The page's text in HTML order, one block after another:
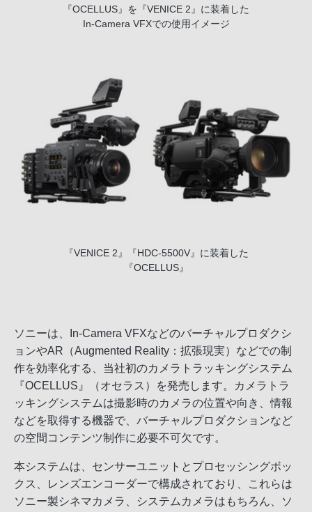
『OCELLUS』を『VENICE 2』に装着した
In-Camera VFXでの使用イメージ
『VENICE 2』『HDC-5500V』に装着した
『OCELLUS』
ソニーは、In-Camera VFXなどのバーチャルプロダクシ
ョンやAR（Augmented Reality：拡張現実）などでの制
作を効率化する、当社初のカメラトラッキングシステム
『OCELLUS』（オセラス）を発売します。カメラトラ
ッキングシステムは撮影時のカメラの位置や向き、情報
などを取得する機器で、バーチャルプロダクションなど
の空間コンテンツ制作に必要不可欠です。
本システムは、センサーユニットとプロセッシングボッ
クス、レンズエンコーダーで構成されており、これらは
ソニー製シネマカメラ、システムカメラはもちろん、ソ